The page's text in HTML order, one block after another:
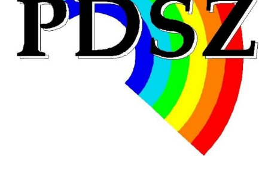
Hongrie : du changement pour les politiques
éducatives, aussi !
25 juin 2026
En Hongrie, le conservateur Peter Magyar et son parti
Tisza "Respect et liberté" ont remporté une large victoire,
contre le premier ministre sortant, Viktor Orban,…